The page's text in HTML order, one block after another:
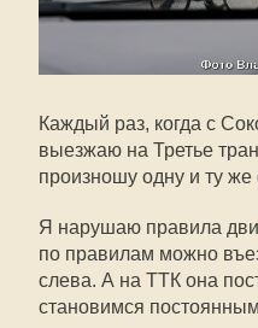
Каждый раз, когда с
выезжаю на Третье
произношу одну и ту же
Я нарушаю правила
по правилам можно
слева. А на ТТК она
становимся